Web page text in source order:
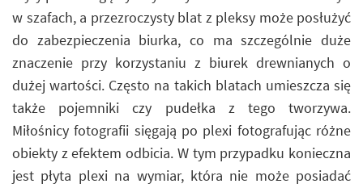
w szafach, a przezroczysty blat z pleksy może posłużyć
do zabezpieczenia biurka, co ma szczególnie duże
znaczenie przy korzystaniu z biurek drewnianych o
dużej wartości. Często na takich blatach umieszcza się
także pojemniki czy pudełka z tego tworzywa.
Miłośnicy fotografii sięgają po plexi fotografując różne
obiekty z efektem odbicia. W tym przypadku konieczna
jest płyta plexi na wymiar, która nie może posiadać